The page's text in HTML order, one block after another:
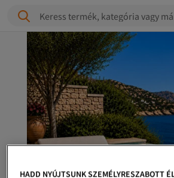
Keress termék, kategória vagy
HADD NYÚJTSUNK SZEMÉLYRESZABOTT